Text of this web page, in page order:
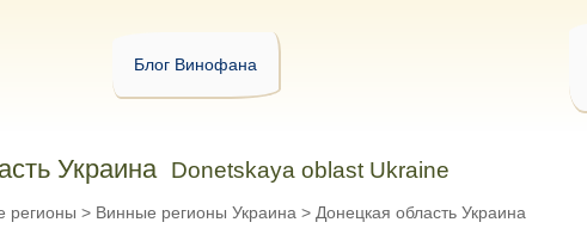
Блог Винофана
Украина Donetskaya oblast Ukraine
регионы > Винные регионы Украина >Донецкая область Украина